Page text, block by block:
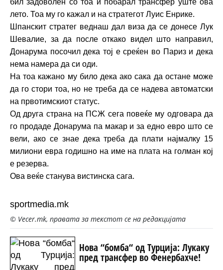
бил задоволен со тоа и побарал трансфер уште ова
лето. Тоа му го кажал и на стратегот Луис Енрике.
Шпанскит стратег веднаш дал виза да се донесе Лук
Шевалие, за да после откако видел што направил,
Донарума посочил дека тој е среќен во Париз и дека
нема намера да си оди.
На тоа кажано му било дека ако сака да остане може
да го стори тоа, но не треба да се надева автоматски
на првотимскиот статус.
Од друга страна на ПСЖ сега повеќе му одговара да
го продаде Донарума па макар и за едно евро што се
вели, ако се знае дека треба да плати најмалку 15
милиони евра годишно на име на плата на голман кој
е резерва.
Ова веќе станува вистинска сага.
sportmedia.mk
© Vecer.mk, правата за текстот се на редакцијата
Нова “бомба“ од Турција: Лукаку
пред трансфер во Фенербахче!